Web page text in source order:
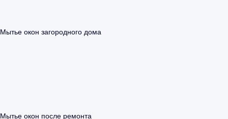
Мытье окон загородного дома
Мытье окон после ремонта